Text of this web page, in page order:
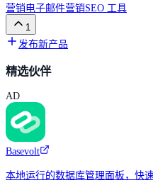
营销电子邮件营销SEO 工具
1
发布新产品
精选伙伴
AD
Basevolt
本地运行的数据库管理面板，快